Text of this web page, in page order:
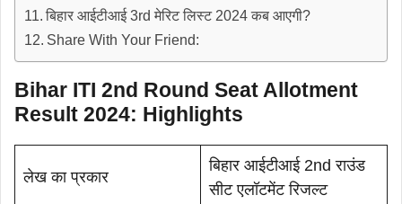
बिहार आईटीआई 3rd मेरिट लिस्ट 2024 कब आएगी?
Share With Your Friend:
Bihar ITI 2nd Round Seat Allotment
Result 2024: Highlights
लेख का प्रकार
बिहार आईटीआई 2nd राउंड
सीट एलॉटमेंट रिजल्ट